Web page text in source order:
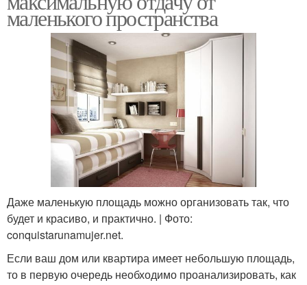
маленького пространства
Даже маленькую площадь можно организовать так, что
будет и красиво, и практично. | Фото:
conquistarunamujer.net.
Если ваш дом или квартира имеет небольшую площадь,
то в первую очередь необходимо проанализировать, как